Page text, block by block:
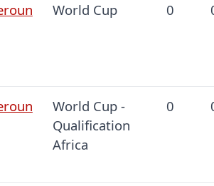
World Cup 0
World Cup -
Qualification
Africa
0